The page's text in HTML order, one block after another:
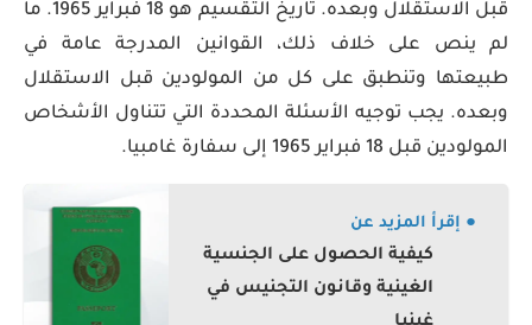
قبل الاستقلال وبعده. تاريخ التقسيم هو 18 فبراير 1965. ما
لم ينص على خلاف ذلك، القوانين المدرجة عامة في
طبيعتها وتنطبق على كل من المولودين قبل الاستقلال
وبعده. يجب توجيه الأسئلة المحددة التي تتناول الأشخاص
المولودين قبل 18 فبراير 1965 إلى سفارة غامبيا.
● إقرأ المزيد عن
كيفية الحصول على الجنسية
الغينية وقانون التجنيس في